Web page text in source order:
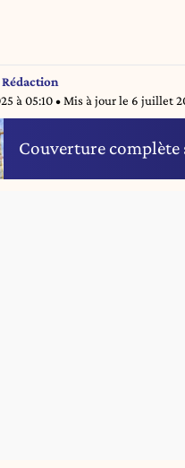
Rédaction
à 05:10• Mis à jour le 6 juillet
Couverture complète